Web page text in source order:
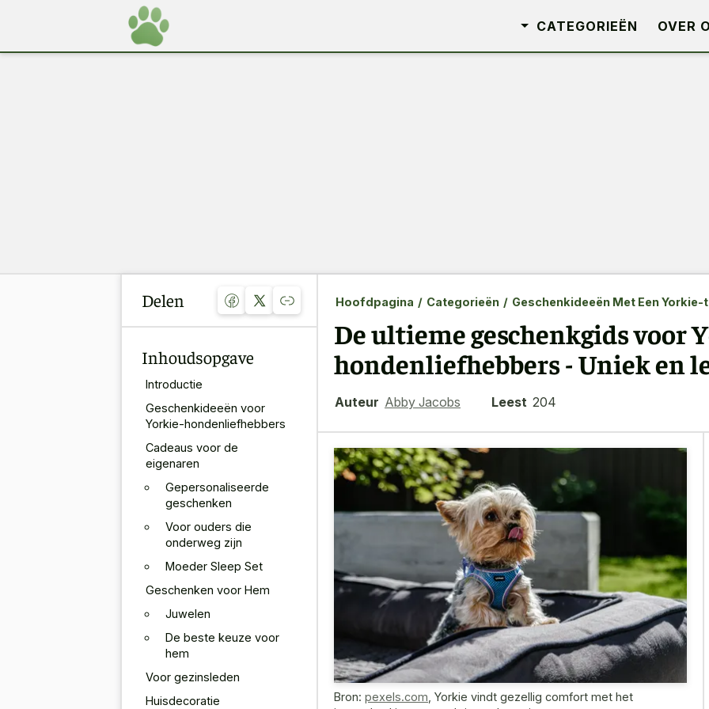
CATEGORIEËN OVER
Delen
Inhoudsopgave
Introductie
Geschenkideeën voor
Yorkie-hondenliefhebbers
Cadeaus voor de
eigenaren
Gepersonaliseerde
geschenken
Voor ouders die
onderweg zijn
Moeder Sleep Set
Geschenken voor Hem
Juwelen
De beste keuze voor
hem
Voor gezinsleden
Huisdecoratie
Hoofdpagina / Categorieën / Geschenkideeën Met Een Yorkie-
De ultieme geschenkgids voor
hondenliefhebbers - Uniek en
Auteur Abby Jacobs Leest 204
Bron: pexels.com Yorkie vindt gezellig comfort met het